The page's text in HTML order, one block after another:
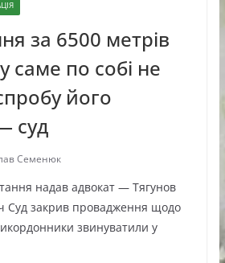
за 6500 метрів
саме по собі не
його
суд
Семенюк
надав адвокат — Тягунов
Суд закрив провадження щодо
звинуватили у